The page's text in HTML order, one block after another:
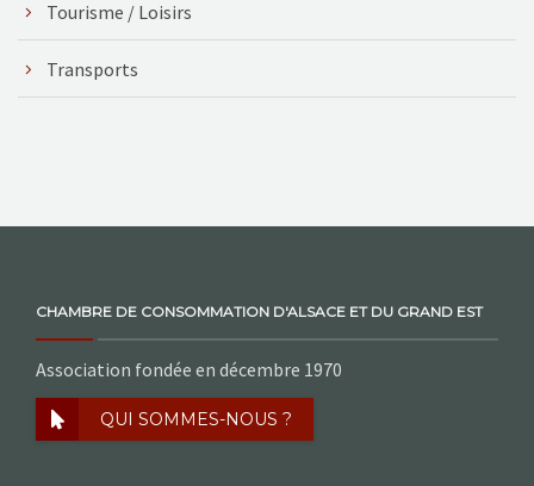
Tourisme / Loisirs
Transports
CHAMBRE DE CONSOMMATION D'ALSACE ET DU GRAND EST
Association fondée en décembre 1970
QUI SOMMES-NOUS ?